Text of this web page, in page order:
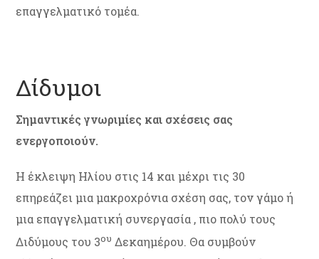
επαγγελματικό τομέα.
Δίδυμοι
Σημαντικές γνωριμίες και σχέσεις σας
ενεργοποιούν.
Η έκλειψη Ηλίου στις 14 και μέχρι τις 30
επηρεάζει μια μακροχρόνια σχέση σας, τον γάμο ή
μια επαγγελματική συνεργασία , πιο πολύ τους
Διδύμους του 3ου Δεκαημέρου. Θα συμβούν